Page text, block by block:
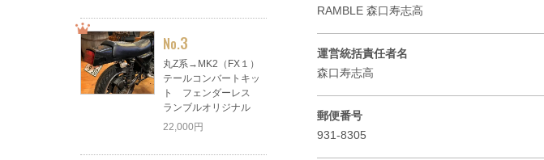
RAMBLE 森口寿志高
運営統括責任者名
森口寿志高
郵便番号
931-8305
No.3
丸Z系→MK2（FX１）
テールコンバートキッ
ト フェンダーレス
ランブルオリジナル
22,000円